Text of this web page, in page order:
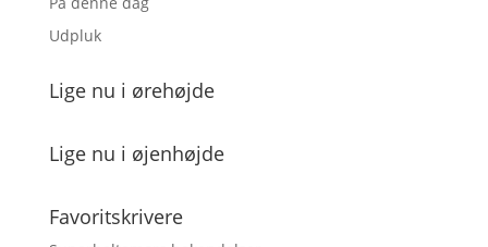
Udpluk
Lige nu i ørehøjde
Lige nu i øjenhøjde
Favoritskrivere